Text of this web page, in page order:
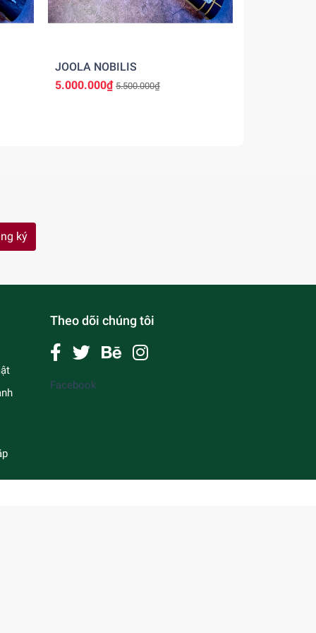
JOOLA NOBILIS
5.000.000₫ 5.500.000₫
ký
Theo dõi chúng tôi
Facebook